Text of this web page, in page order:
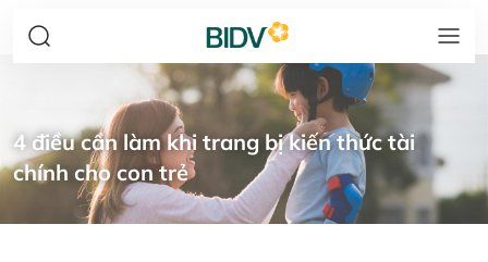
4 điều cần làm khi trang bị kiến thức tài
chính cho con trẻ